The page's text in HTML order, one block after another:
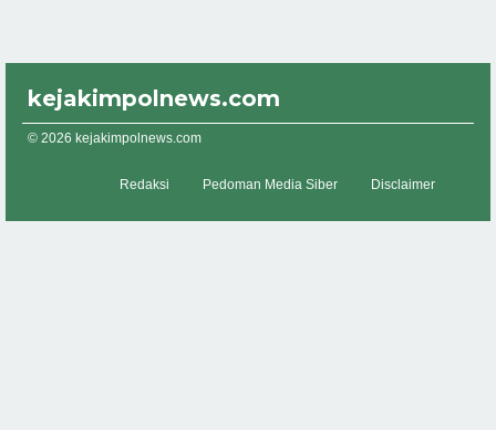
kejakimpolnews.com
© 2026 kejakimpolnews.com
Redaksi Pedoman Media Siber Disclaimer